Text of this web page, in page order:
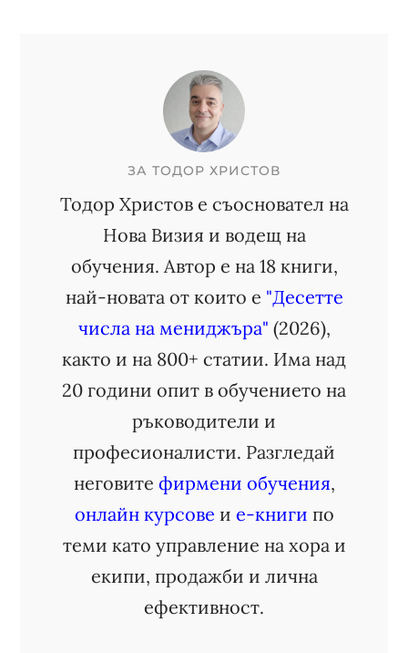
ЗА ТОДОР ХРИСТОВ
Тодор Христов е съосновател на
Нова Визия и водещ на
обучения. Автор е на 18 книги,
най-новата от които е "Десетте
числа на мениджъра" (2026),
както и на 800+ статии. Има над
20 години опит в обучението на
ръководители и
професионалисти. Разгледай
неговите фирмени обучения,
онлайн курсове и е-книги по
теми като управление на хора и
екипи, продажби и лична
ефективност.